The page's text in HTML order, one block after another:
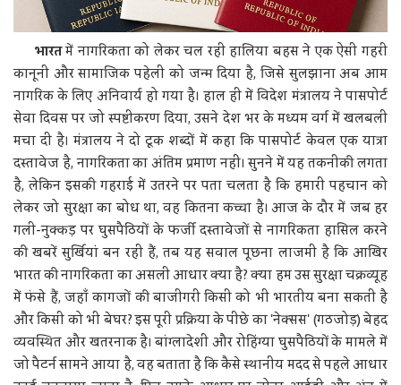
भारतमें नागरिकता को लेकर चल रही हालिया बहस ने एक ऐसी गहरी
कानूनी और सामाजिक पहेली को जन्म दिया है, जिसे सुलझाना अब आम
नागरिक के लिए अनिवार्य हो गया है। हाल ही में विदेश मंत्रालय ने पासपोर्ट
सेवा दिवस पर जो स्पष्टीकरण दिया, उसने देश भर के मध्यम वर्ग में खलबली
मचा दी है। मंत्रालय ने दो टूक शब्दों में कहा कि पासपोर्ट केवल एक यात्रा
दस्तावेज है, नागरिकता का अंतिम प्रमाण नहीं। सुनने में यह तकनीकी लगता
है, लेकिन इसकी गहराई में उतरने पर पता चलता है कि हमारी पहचान को
लेकर जो सुरक्षा का बोध था, वह कितना कच्चा है। आज के दौर में जब हर
गली-नुक्कड़ पर घुसपैठियों के फर्जी दस्तावेजों से नागरिकता हासिल करने
की खबरें सुर्खियां बन रही हैं, तब यह सवाल पूछना लाजमी है कि आखिर
भारत की नागरिकता का असली आधार क्या है? क्या हम उस सुरक्षा चक्रव्यूह
में फंसे हैं, जहाँ कागजों की बाजीगरी किसी को भी भारतीय बना सकती है
और किसी को भी बेघर? इस पूरी प्रक्रिया के पीछे का 'नेक्सस' (गठजोड़) बेहद
व्यवस्थित और खतरनाक है। बांग्लादेशी और रोहिंग्या घुसपैठियों के मामले में
जो पैटर्न सामने आया है, वह बताता है कि कैसे स्थानीय मदद से पहले आधार